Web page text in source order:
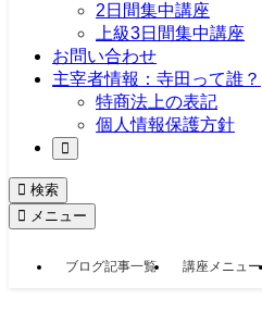
2日間集中講座
上級3日間集中講座
お問い合わせ
主宰者情報：寺田って誰？
特商法上の表記
個人情報保護方針
検索
メニュー
ブログ記事一覧 講座メニュー